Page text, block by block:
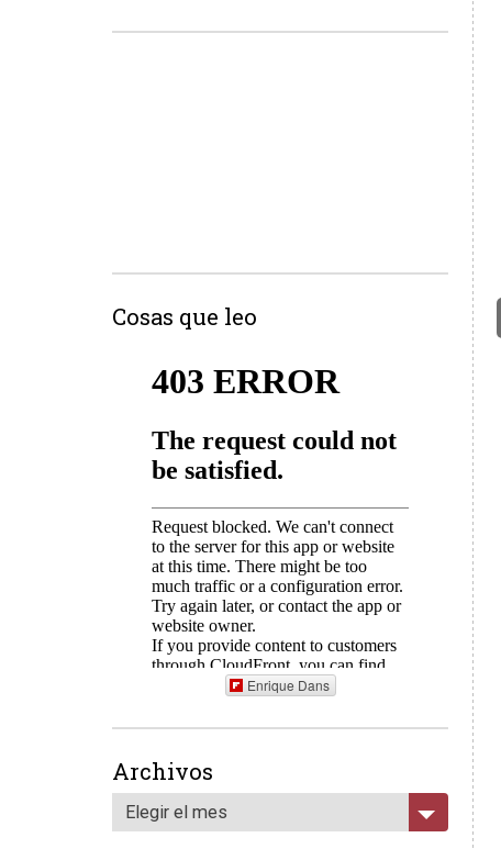
Cosas que leo
Enrique Dans
Archivos
Elegir el mes